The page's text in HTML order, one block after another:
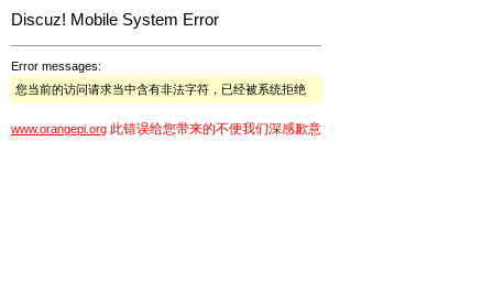
Discuz! Mobile System Error
Error messages:
您当前的访问请求当中含有非法字符，已经被系统拒绝
www.orangepi.org 此错误给您带来的不便我们深感歉意